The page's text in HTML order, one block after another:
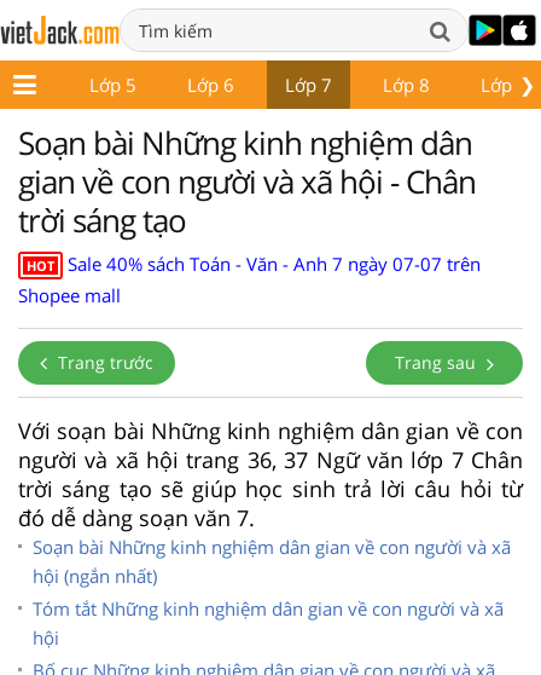
❯
4 Lớp 5 Lớp 6 Lớp 7 Lớp 8 Lớp 9
Soạn bài Những kinh nghiệm dân
gian về con người và xã hội - Chân
trời sáng tạo
HOT
Sale 40% sách Toán - Văn - Anh 7 ngày 07-07 trên
Shopee mall
Trang trước Trang sau
Với soạn bài Những kinh nghiệm dân gian về con
người và xã hội trang 36, 37 Ngữ văn lớp 7 Chân
trời sáng tạo sẽ giúp học sinh trả lời câu hỏi từ
đó dễ dàng soạn văn 7.
Soạn bài Những kinh nghiệm dân gian về con người và xã
hội (ngắn nhất)
Tóm tắt Những kinh nghiệm dân gian về con người và xã
hội
Bố cục Những kinh nghiệm dân gian về con người và xã